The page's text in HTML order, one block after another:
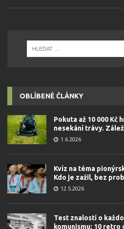
OBLÍBENÉ ČLÁNKY
Pokuta až 10 000 Kč
nesekání trávy.
1.6.2026
Kvíz na téma
Kdo je zažil, bez
12.5.2026
Test znalostí o
komunismu: 10 retro